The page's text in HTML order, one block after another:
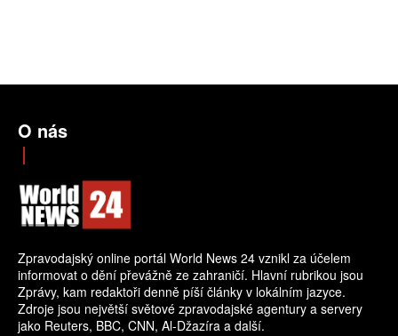
O nás
Zpravodajský online portál World News 24 vznikl za účelem
informovat o dění převážně ze zahraničí. Hlavní rubrikou jsou
Zprávy, kam redaktoři denně píší články v lokálním jazyce.
Zdroje jsou největší světové zpravodajské agentury a servery
jako Reuters, BBC, CNN, Al-Džazíra a další.